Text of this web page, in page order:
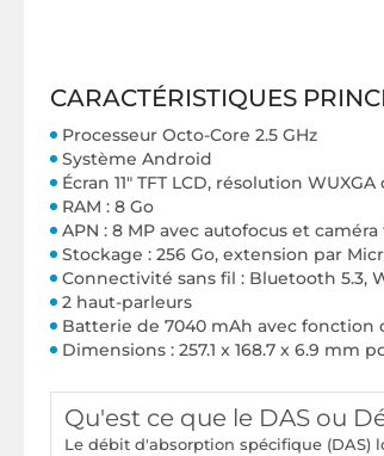
CARACTÉRISTIQUES
Processeur Octo-Core 2.5 GHz
Système Android
Écran 11" TFT LCD, résolution
RAM : 8 Go
APN : 8 MP avec autofocus et
Stockage : 256 Go, extension par
Connectivité sans fil : Bluetooth 5.3,
2 haut-parleurs
Batterie de 7040 mAh avec fonction
Dimensions : 257.1 x 168.7 x 6.9 mm
Qu'est ce que le DAS ou
Le débit d'absorption spécifique